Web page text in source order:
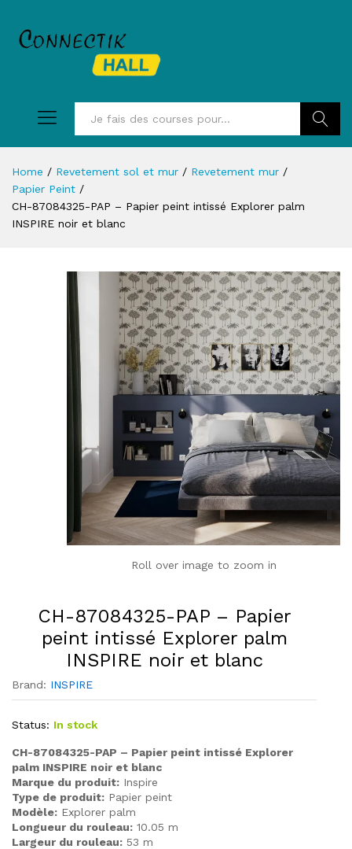
Home / Revetement sol et mur / Revetement mur /
Papier Peint /
CH-87084325-PAP – Papier peint intissé Explorer palm
INSPIRE noir et blanc
Roll over image to zoom in
CH-87084325-PAP – Papier
peint intissé Explorer palm
INSPIRE noir et blanc
Brand: INSPIRE
Status: In stock
CH-87084325-PAP – Papier peint intissé Explorer
palm INSPIRE noir et blanc
Marque du produit: Inspire
Type de produit: Papier peint
Modèle: Explorer palm
Longueur du rouleau: 10.05 m
Largeur du rouleau: 53 m